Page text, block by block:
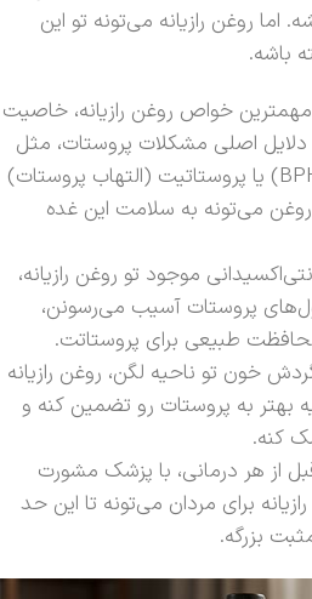
روغن رازیانه می‌تونه تو این
باشه.
خواص روغن رازیانه، خاصیت
دلایل اصلی مشکلات پروستات، مثل
بزرگی خوش‌خیم پروستات (BPH) یا پروستاتیت (التهاب پروستات)
می‌تونه به سلامت این غده
موجود تو روغن رازیانه،
پروستات آسیب می‌رسونن،
طبیعی برای پروستاتت.
خون تو ناحیه لگن، روغن رازیانه
بهتر به پروستات رو تضمین کنه و
کنه.
از هر درمانی، با پزشک مشورت
برای مردان می‌تونه تا این حد
بزرگه.